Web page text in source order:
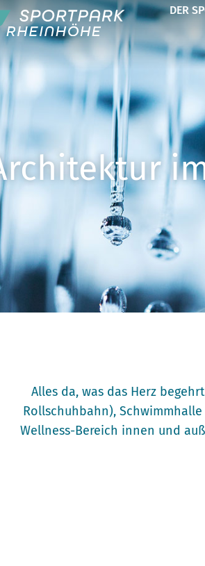
DER
Alles da, was das Herz
Rollschuhbahn),
Wellness-Bereich innen und